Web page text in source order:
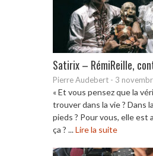
Satirix – RémiReille,
Pierre Audebert - 3
« Et vous pensez que la
trouver dans la vie ? Dans
pieds ? Pour vous, elle est
ça ? ...Lire la suite